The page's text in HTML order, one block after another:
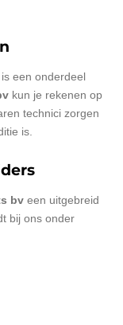
een onderdeel
kun je rekenen op
technici zorgen
is.
bv een uitgebreid
bij ons onder